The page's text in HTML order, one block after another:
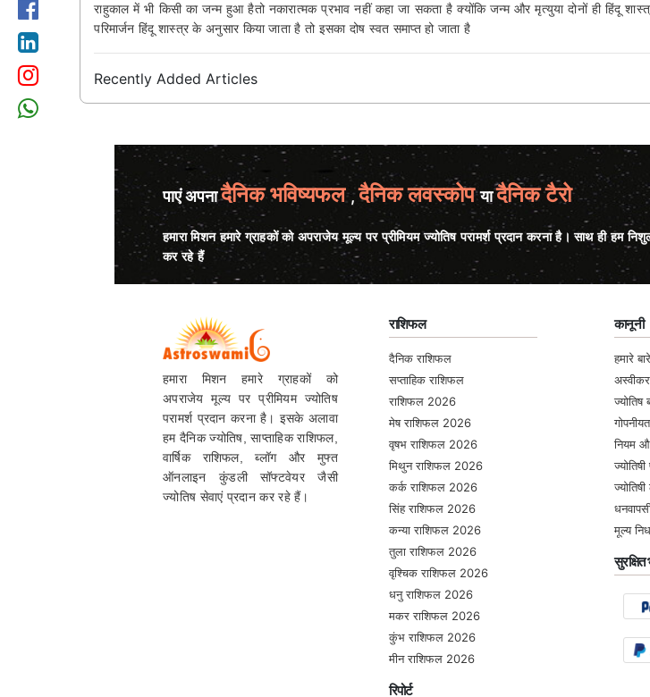
राहुकाल में भी किसी का जन्म हुआ हैतो नकारात्मक प्रभाव नहीं कहा जा सकता है क्योंकि जन्म और मृत्युया दोनों ही हिंदू
परिमार्जन हिंदू शास्त्र के अनुसार किया जाता है तो इसका दोष स्वत समाप्त हो जाता है
Recently Added Articles
पाएं अपनादैनिक भविष्यफल,दैनिक लवस्कोपयादैनिक टैरो
हमारा मिशन हमारे ग्राहकों को अपराजेय मूल्य पर प्रीमियम ज्योतिष परामर्श प्रदान करना है। साथ ही हम
कर रहे हैं
हमारा मिशन हमारे ग्राहकों को
अपराजेय मूल्य पर प्रीमियम ज्योतिष
परामर्श प्रदान करना है। इसके अलावा
हम दैनिक ज्योतिष, साप्ताहिक राशिफल,
वार्षिक राशिफल, ब्लॉग और मुफ्त
ऑनलाइन कुंडली सॉफ्टवेयर जैसी
ज्योतिष सेवाएं प्रदान कर रहे हैं।
राशिफल
दैनिक राशिफल
सप्ताहिक राशिफल
राशिफल 2026
मेष राशिफल 2026
वृषभ राशिफल 2026
मिथुन राशिफल 2026
कर्क राशिफल 2026
सिंह राशिफल 2026
कन्या राशिफल 2026
तुला राशिफल 2026
वृश्चिक राशिफल 2026
धनु राशिफल 2026
मकर राशिफल 2026
कुंभ राशिफल 2026
मीन राशिफल 2026
रिपोर्ट
कानूनी
हमारे
ज्योतिष
नियम
मूल्य